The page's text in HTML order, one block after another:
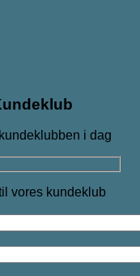
i dag
vores kundeklub